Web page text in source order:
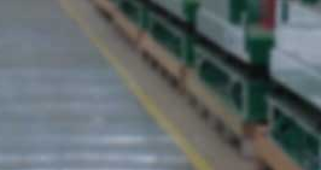
НОВОСТИ КОНТАКТЫ